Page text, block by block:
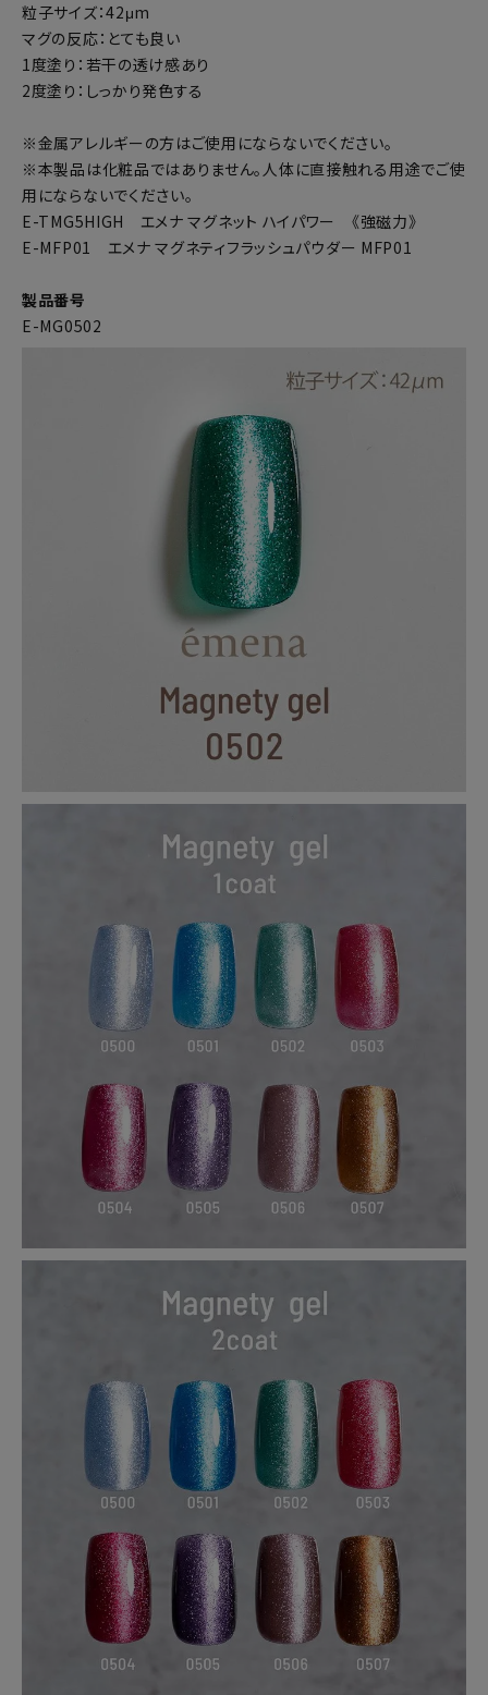
粒子サイズ：42μm
マグの反応：とても良い
1度塗り：若干の透け感あり
2度塗り：しっかり発色する
※金属アレルギーの方はご使用にならないでください。
※本製品は化粧品ではありません。人体に直接触れる用途でご使
用にならないでください。
E-TMG5HIGH エメナ マグネット ハイパワー 《強磁力》
E-MFP01 エメナ マグネティフラッシュパウダー MFP01
製品番号
E-MG0502